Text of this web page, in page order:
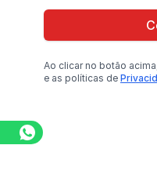
Ao clicar no botão acima
e as políticas de